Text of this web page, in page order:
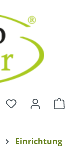
Einrichtung